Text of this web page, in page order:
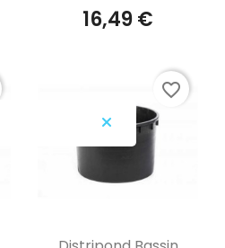
16,49 €
Aperçu rapide
favorite_border